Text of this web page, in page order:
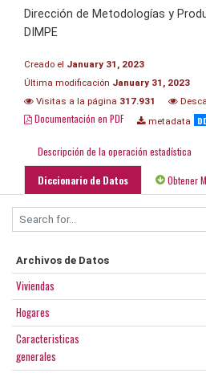
Dirección de Metodologías y
DIMPE
Creado el January 31, 2023
Última modificación January 31, 2023
Visitas a la página 317.931
Documentación en PDF metadata
Descripción de la operación estadística
Diccionario de Datos Obtener
Archivos de Datos
Viviendas
Hogares
Caracteristicas
generales